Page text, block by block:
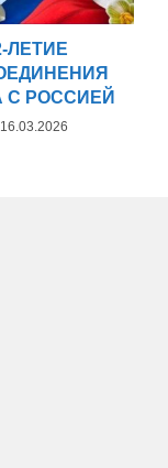
ЛЕТИЕ
С РОССИЕЙ
16.03.2026